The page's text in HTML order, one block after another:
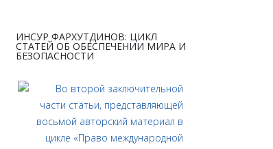
ИНСУР ФАРХУТДИНОВ: ЦИКЛ
СТАТЕЙ ОБ ОБЕСПЕЧЕНИИ МИРА И
БЕЗОПАСНОСТИ